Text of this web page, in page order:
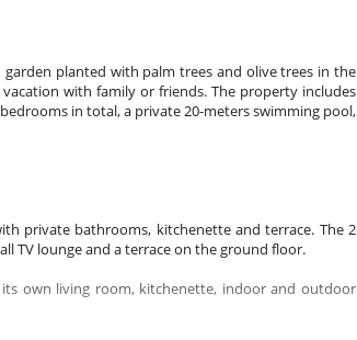
planted with palm trees and olive trees in the
with family or friends. The property includes
in total, a private 20-meters swimming pool,
private bathrooms, kitchenette and terrace. The 2
TV lounge and a terrace on the ground floor.
own living room, kitchenette, indoor and outdoor